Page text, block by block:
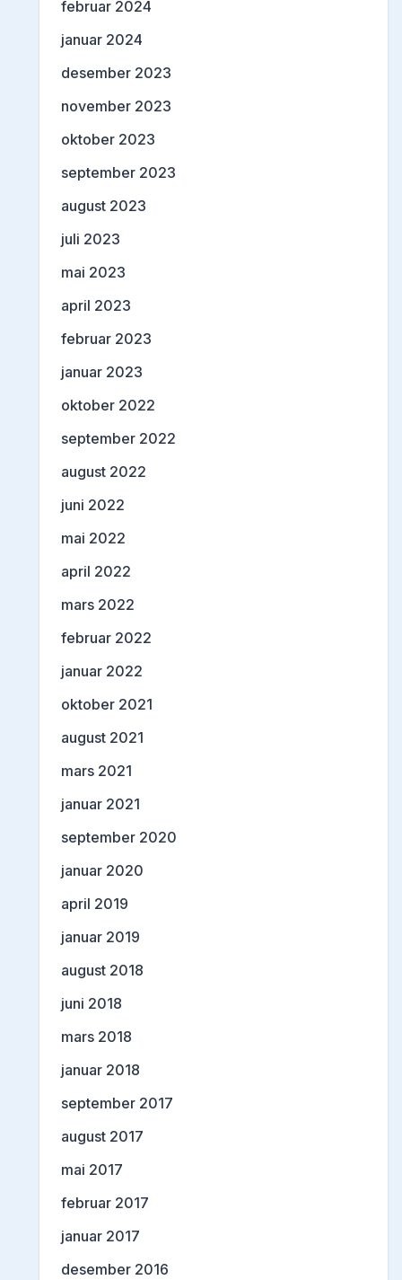
februar 2024
januar 2024
desember 2023
november 2023
oktober 2023
september 2023
august 2023
juli 2023
mai 2023
april 2023
februar 2023
januar 2023
oktober 2022
september 2022
august 2022
juni 2022
mai 2022
april 2022
mars 2022
februar 2022
januar 2022
oktober 2021
august 2021
mars 2021
januar 2021
september 2020
januar 2020
april 2019
januar 2019
august 2018
juni 2018
mars 2018
januar 2018
september 2017
august 2017
mai 2017
februar 2017
januar 2017
desember 2016